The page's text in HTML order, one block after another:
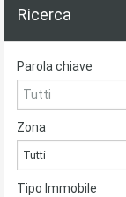
Ricerca
Parola chiave
Zona
Tutti
Tipo Immobile